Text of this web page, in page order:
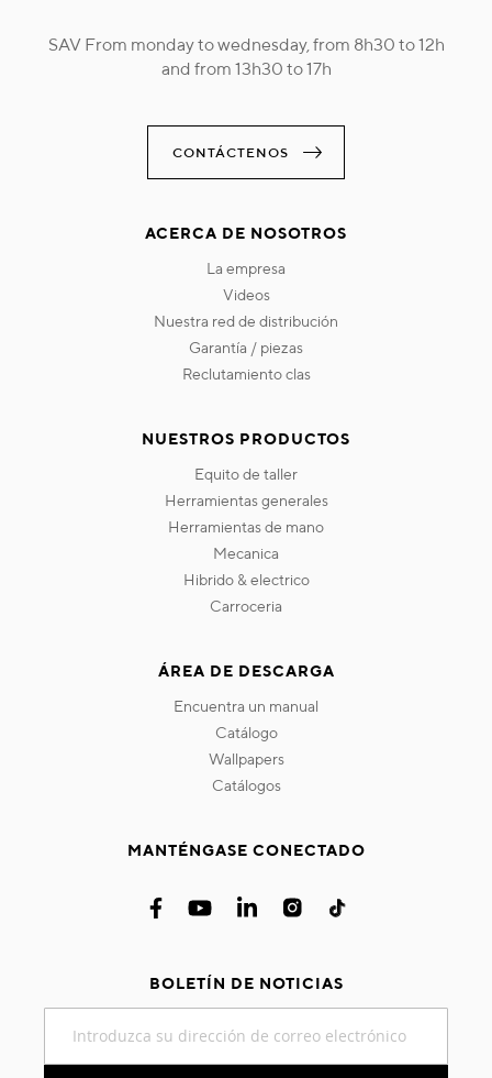
SAV From monday to wednesday, from 8h30 to 12h
and from 13h30 to 17h
CONTÁCTENOS
ACERCA DE NOSOTROS
la empresa
videos
nuestra red de distribución
garantía / piezas
reclutamiento clas
NUESTROS PRODUCTOS
equito de taller
herramientas generales
herramientas de mano
mecanica
hibrido & electrico
carroceria
ÁREA DE DESCARGA
encuentra un manual
catálogo
wallpapers
catálogos
MANTÉNGASE CONECTADO
BOLETÍN DE NOTICIAS
nuestro